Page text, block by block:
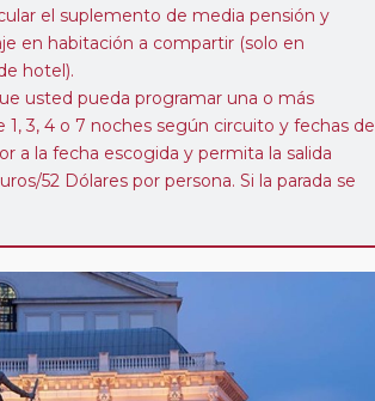
el suplemento de media pensión y
en habitación a compartir (solo en
hotel).
usted pueda programar una o más
3, 4 o 7 noches según circuito y fechas de
a la fecha escogida y permita la salida
52 Dólares por persona. Si la parada se
a los pasajeros que ya hayan viajado
o los que estén en luna de miel